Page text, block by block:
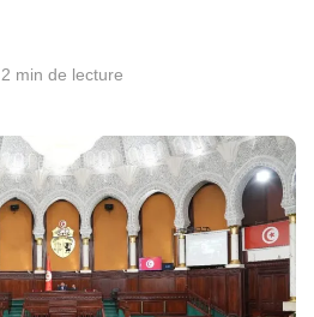
2 min de lecture